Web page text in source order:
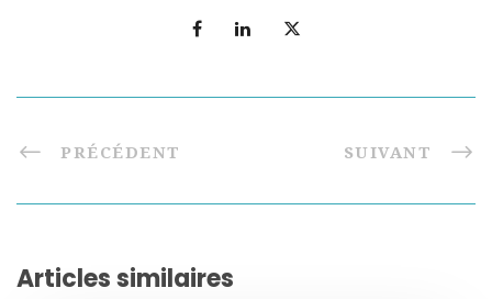
PRÉCÉDENT SUIVANT
Articles similaires